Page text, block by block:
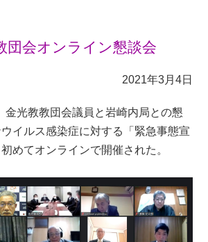
団会オンライン懇談会
2021年3月4日
金光教教団会議員と岩崎内局との懇
イルス感染症に対する「緊急事態宣
めてオンラインで開催された。